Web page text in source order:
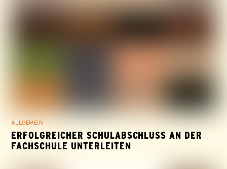
ALLGEMEIN
ERFOLGREICHER SCHULABSCHLUSS AN DER
FACHSCHULE UNTERLEITEN